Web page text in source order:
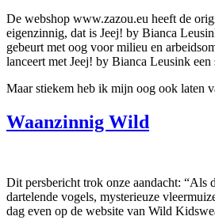
De webshop www.zazou.eu heeft de
eigenzinnig, dat is Jeej! by Bianca
gebeurt met oog voor milieu en
lanceert met Jeej! by Bianca Leusink een
Maar stiekem heb ik mijn oog ook laten
Waanzinnig Wild
Dit persbericht trok onze aandacht:
dartelende vogels, mysterieuze
dag even op de website van Wild